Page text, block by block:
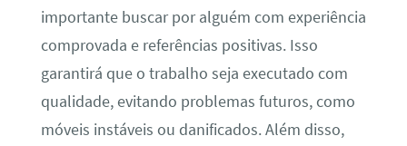
importante buscar por alguém com experiência
comprovada e referências positivas. Isso
garantirá que o trabalho seja executado com
qualidade, evitando problemas futuros, como
móveis instáveis ou danificados. Além disso,